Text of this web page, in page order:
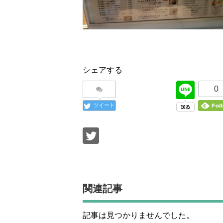
シェアする
ツイート
0
関連記事
記事は見つかりませんでした。